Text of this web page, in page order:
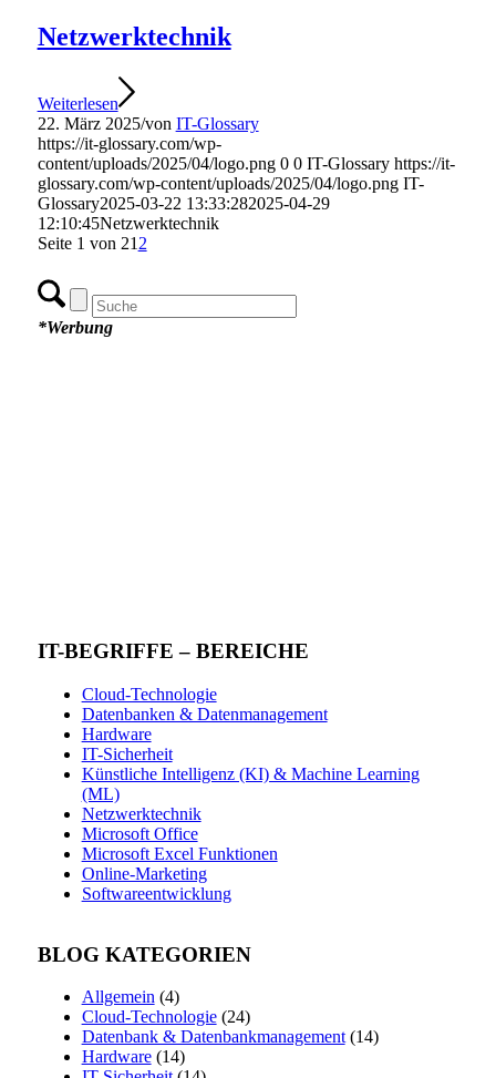
Netzwerktechnik
Weiterlesen
22. März 2025/von IT-Glossary
https://it-glossary.com/wp-
content/uploads/2025/04/logo.png 0 0 IT-Glossary https://it-
glossary.com/wp-content/uploads/2025/04/logo.png IT-
Glossary2025-03-22 13:33:282025-04-29
12:10:45Netzwerktechnik
Seite 1 von 21 2
*Werbung
IT-BEGRIFFE – BEREICHE
Cloud-Technologie
Datenbanken & Datenmanagement
Hardware
IT-Sicherheit
Künstliche Intelligenz (KI) & Machine Learning
(ML)
Netzwerktechnik
Microsoft Office
Microsoft Excel Funktionen
Online-Marketing
Softwareentwicklung
BLOG KATEGORIEN
Allgemein(4)
Cloud-Technologie(24)
Datenbank & Datenbankmanagement(14)
Hardware(14)